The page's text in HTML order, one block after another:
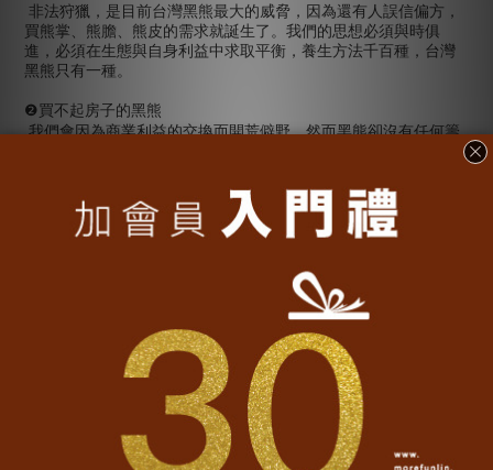
非法狩獵，是目前台灣黑熊最大的威脅，因為還有人誤信偏方，
買熊掌、熊膽、熊皮的需求就誕生了。我們的思想必須與時俱
進，必須在生態與自身利益中求取平衡，養生方法千百種，台灣
黑熊只有一種。
❷買不起房子的黑熊
我們會因為商業利益的交換而開荒僻野，然而黑熊卻沒有任何籌
們更加稀有。我們可以做的，就是比以往關注更多生態議題，並
做出對我們的島最好的選擇。
攝氏約150
和一塊墊布。
熨斗先切換設定為無蒸氣，熨上 10-15秒。
把我們的燙繡貼產品放在您喜愛的單品上面(膠面向下
秒，直至我們的燙繡貼產品固定在單品上面。
秒是適用於棉質的時間，如果單品材質較厚，請多加壓